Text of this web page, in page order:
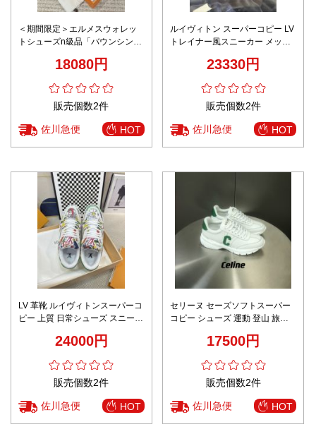
＜期間限定＞エルメスウォレッ
トシューズn級品「バウンシン
18080円
販売個数2件
佐川急便 HOT
ルイヴィトン スーパーコピー LV
トレイナー風スニーカー メッシ
23330円
販売個数2件
佐川急便 HOT
LV 革靴 ルイヴィトンスーパーコ
ピー 上質 日常シューズ スニーカ
24000円
販売個数2件
佐川急便 HOT
セリーヌ セーズソフトスーパー
コピー シューズ 運動 登山 旅行
い 人気新作 スニーカー グリーン
17500円
販売個数2件
佐川急便 HOT